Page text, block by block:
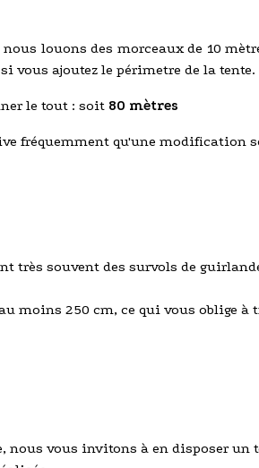
louons des morceaux de 10
vous ajoutez le périmetre de la
le tout : soit 80 mètres
fréquemment qu'une
très souvent des survols de
moins 250 cm, ce qui vous oblige
vous invitons à en disposer un